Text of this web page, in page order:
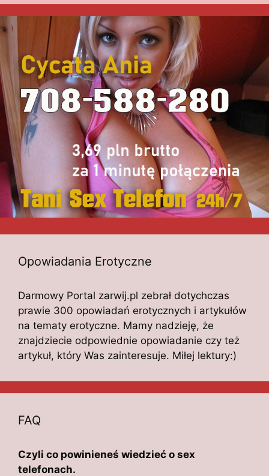
Opowiadania Erotyczne
Darmowy Portal zarwij.pl zebrał dotychczas
prawie 300 opowiadań erotycznych i artykułów
na tematy erotyczne. Mamy nadzieję, że
znajdziecie odpowiednie opowiadanie czy też
artykuł, który Was zainteresuje. Miłej lektury:)
FAQ
Czyli co powinieneś wiedzieć o sex
telefonach.